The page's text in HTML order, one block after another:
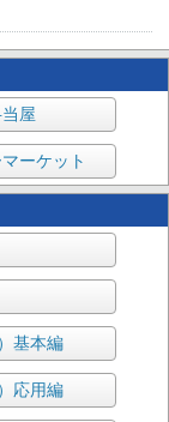
屋
ーケット
基本編
応用編